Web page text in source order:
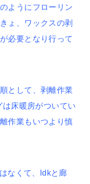
ようにフローリン
ょ、ワックスの剥
必要となり行って
として、剥離作業
床暖房がついてい
作業もいつより慎
なくて、ldkと廊